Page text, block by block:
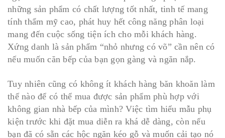
những sản phẩm có chất lượng tốt nhất, tinh tế mang
tính thẩm mỹ cao, phát huy hết công năng phân loại
mang đến cuộc sống tiện ích cho mỗi khách hàng.
Xứng danh là sản phẩm “nhỏ nhưng có võ” cần nên có
nếu muốn căn bếp của bạn gọn gàng và ngăn nắp.
Tuy nhiên cũng có không ít khách hàng băn khoăn làm
thế nào để có thể mua được sản phẩm phù hợp với
không gian nhà bếp của mình? Việc tìm hiểu mẫu phụ
kiện trước khi đặt mua diễn ra khá dễ dàng, còn nếu
bạn đã có sẵn các hộc ngăn kéo gỗ và muốn cải tạo nó